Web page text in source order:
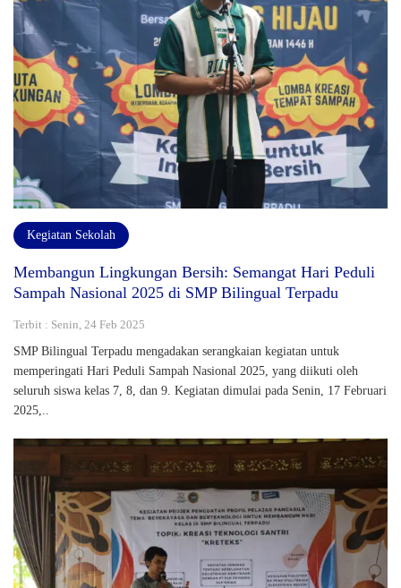
Kegiatan Sekolah
Membangun Lingkungan Bersih: Semangat Hari Peduli
Sampah Nasional 2025 di SMP Bilingual Terpadu
Terbit : Senin, 24 Feb 2025
SMP Bilingual Terpadu mengadakan serangkaian kegiatan untuk
memperingati Hari Peduli Sampah Nasional 2025, yang diikuti oleh
seluruh siswa kelas 7, 8, dan 9. Kegiatan dimulai pada Senin, 17 Februari
2025,..